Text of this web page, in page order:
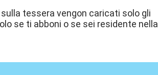
tessera vengon caricati solo gli
se ti abboni o se sei residente nella